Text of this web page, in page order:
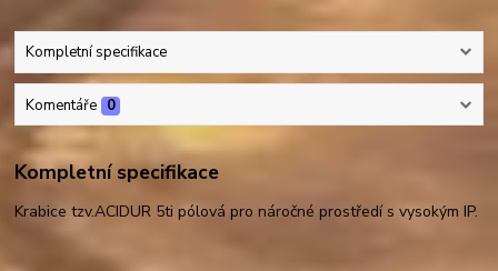
Kompletní specifikace
Komentáře 0
Kompletní specifikace
Krabice tzv.ACIDUR 5ti pólová pro náročné prostředí s vysokým IP.